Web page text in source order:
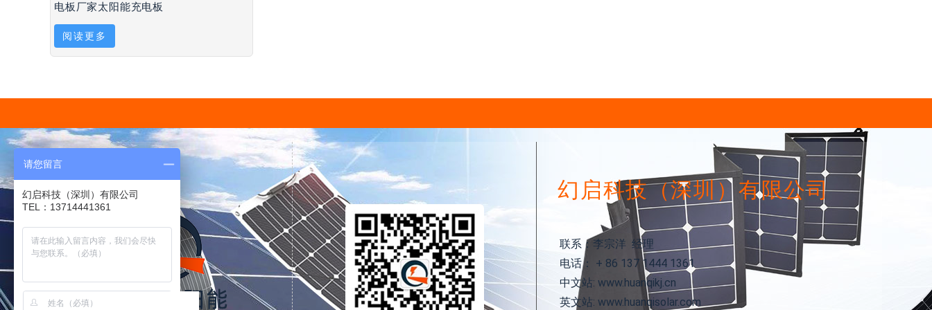
电板厂家太阳能充电板
阅读更多
幻启科技（深圳）有限公司
联系：李宗洋 经理
电话： + 86 137 1444 1361
中文站: www.huanqikj.cn
英文站: www.huanqisolar.com
请您留言
幻启科技（深圳）有限公司
TEL：13714441361